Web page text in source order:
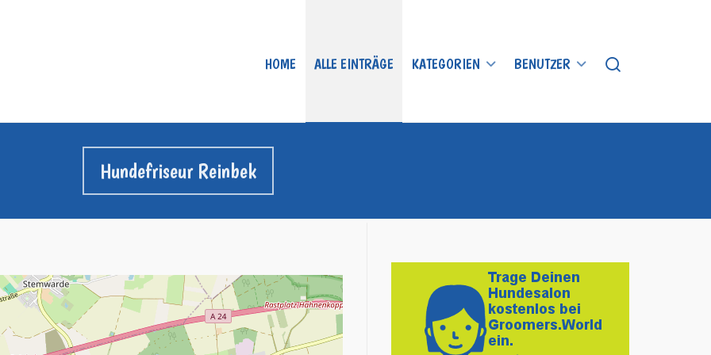
HOME ALLE EINTRÄGE KATEGORIEN BENUTZER
Hundefriseur Reinbek